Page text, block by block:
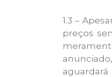
1.3 –
preços